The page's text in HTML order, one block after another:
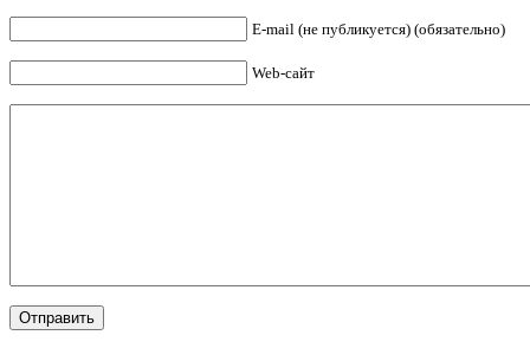
E-mail (не публикуется) (обязательно)
Web-сайт